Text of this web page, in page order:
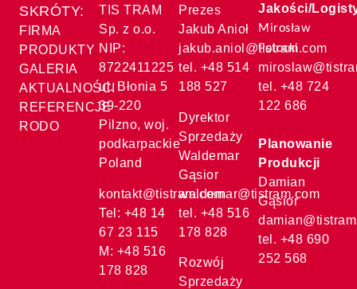
SKRÓTY:
FIRMA
PRODUKTY
GALERIA
AKTUALNOŚCI
REFERENCJE
RODO
TIS TRAM
Sp. z o.o.
NIP:
8722411225
ul. Błonia 5
39-220
Pilzno, woj.
podkarpackie
Poland
kontakt@tistram.com
Tel: +48 14
67 23 115
M: +48 516
178 828
Prezes
Jakub Anioł
jakub.aniol@tistram.com
tel. +48 514
188 527
Dyrektor
Sprzedaży
Waldemar
Gąsior
waldemar@tistram.com
tel. +48 516
178 828
Rozwój
Sprzedaży
Jakości/
Mirosław
Potocki
tel. +48 724
122 686
Planowanie
Produkcji
Damian
Gąsior
tel. +48 690
252 568